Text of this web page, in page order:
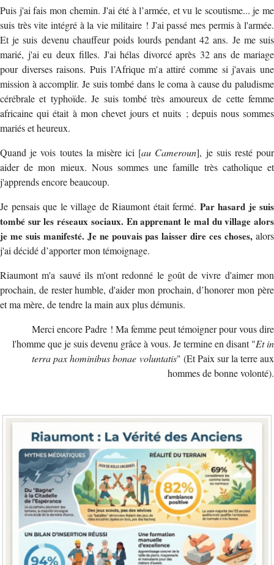
Puis j'ai fais mon chemin. J'ai été à l’armée, et vu le scoutisme... je me
suis très vite intégré à la vie militaire ! J'ai passé mes permis à l'armée.
Et je suis devenu chauffeur poids lourds pendant 42 ans. Je me suis
marié, j'ai eu deux filles. J'ai hélas divorcé après 32 ans de mariage
pour diverses raisons. Puis l’Afrique m'a attiré comme si j'avais une
mission à accomplir. Je suis tombé dans le coma à cause du paludisme
cérébrale et typhoïde. Je suis tombé très amoureux de cette femme
africaine qui était à mon chevet jours et nuits ; depuis nous sommes
mariés et heureux.
Quand je vois toutes la misère ici [au Cameroun], je suis resté pour
aider de mon mieux. Nous sommes une famille très catholique et
j'apprends encore beaucoup.
Je pensais que le village de Riaumont était fermé. Par hasard je suis
tombé sur les réseaux sociaux. En apprenant le mal du village alors
je me suis manifesté. Je ne pouvais pas laisser dire ces choses, alors
j'ai décidé d’apporter mon témoignage.
Riaumont m'a sauvé ils m'ont redonné le goût de vivre d'aimer mon
prochain, de rester humble, d'aider mon prochain, d’honorer mon père
et ma mère, de tendre la main aux plus démunis.
Merci encore Padre ! Ma femme peut témoigner pour vous dire
l'homme que je suis devenu grâce à vous. Je termine en disant "Et in
terra pax hominibus bonae voluntatis" (Et Paix sur la terre aux
hommes de bonne volonté).